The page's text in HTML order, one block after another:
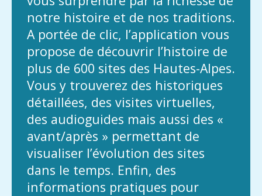
notre histoire et de nos traditions.
A portée de clic, l’application vous
propose de découvrir l’histoire de
plus de 600 sites des Hautes-Alpes.
Vous y trouverez des historiques
détaillées, des visites virtuelles,
des audioguides mais aussi des «
avant/après » permettant de
visualiser l’évolution des sites
dans le temps. Enfin, des
informations pratiques pour